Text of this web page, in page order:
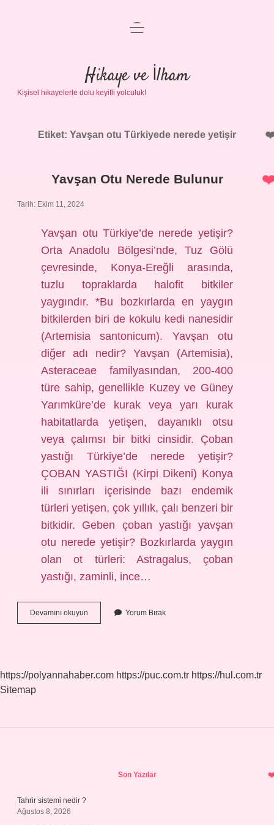
Anasayfa
Gizlilik Politikası
Yasal Uyarı
menüyü
Hikaye ve İlham
Kişisel hikayelerle dolu keyifli yolculuk!
Etiket: Yavşan otu Türkiyede nerede yetişir
Yavşan Otu Nerede Bulunur
Tarih: Ekim 11, 2024
Yavşan otu Türkiye’de nerede yetişir?
Orta Anadolu Bölgesi’nde, Tuz Gölü
çevresinde, Konya-Ereğli arasında,
tuzlu topraklarda halofit bitkiler
yaygındır. *Bu bozkırlarda en yaygın
bitkilerden biri de kokulu kedi nanesidir
(Artemisia santonicum). Yavşan otu
diğer adı nedir? Yavşan (Artemisia),
Asteraceae familyasından, 200-400
türe sahip, genellikle Kuzey ve Güney
Yarımküre’de kurak veya yarı kurak
habitatlarda yetişen, dayanıklı otsu
veya çalımsı bir bitki cinsidir. Çoban
yastığı Türkiye’de nerede yetişir?
ÇOBAN YASTIĞI (Kirpi Dikeni) Konya
ili sınırları içerisinde bazı endemik
türleri yetişen, çok yıllık, çalı benzeri bir
bitkidir. Geben çoban yastığı yavşan
otu nerede yetişir? Bozkırlarda yaygın
olan ot türleri: Astragalus, çoban
yastığı, zaminli, ince…
Devamını okuyun
Otu
Yorum Bırak
https://polyannahaber.com https://puc.com.tr https://hul.com.tr
Sitemap
Son Yazılar
Tahrir sistemi nedir ?
Ağustos 8, 2026